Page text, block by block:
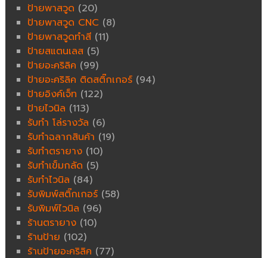
ป้ายพาสวูด (20)
ป้ายพาสวูด CNC (8)
ป้ายพาสวูดทำสี (11)
ป้ายสแตนเลส (5)
ป้ายอะคริลิค (99)
ป้ายอะคริลิค ติดสติ๊กเกอร์ (94)
ป้ายอิงค์เจ็ท (122)
ป้ายไวนิล (113)
รับทำ โล่รางวัล (6)
รับทำฉลากสินค้า (19)
รับทำตรายาง (10)
รับทำเข็มกลัด (5)
รับทำไวนิล (84)
รับพิมพ์สติ๊กเกอร์ (58)
รับพิมพ์ไวนิล (96)
ร้านตรายาง (10)
ร้านป้าย (102)
ร้านป้ายอะคริลิค (77)